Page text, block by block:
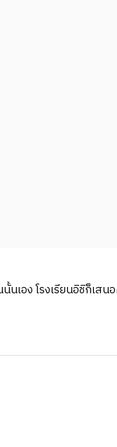
เอง โรงเรียนอิชิก็เสน